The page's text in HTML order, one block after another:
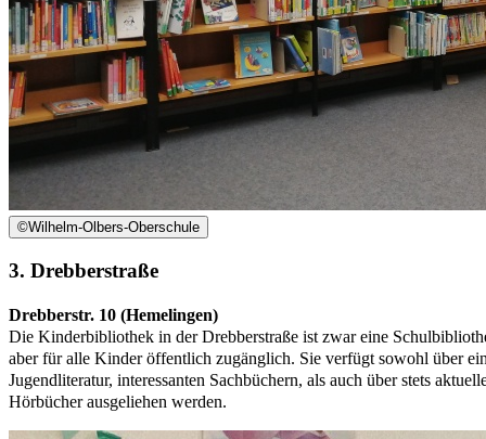
©Wilhelm-Olbers-Oberschule
3. Drebberstraße
Drebberstr. 10 (Hemelingen)
Die Kinderbibliothek in der Drebberstraße ist zwar eine
aber für alle Kinder öffentlich zugänglich. Sie verfügt sowohl über
Jugendliteratur, interessanten Sachbüchern, als auch über stets
Hörbücher ausgeliehen werden.